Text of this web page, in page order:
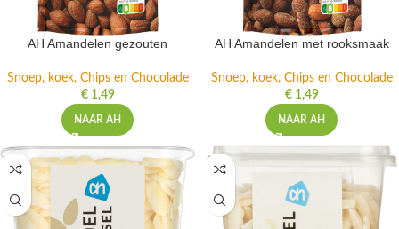
AH Amandelen gezouten
Snoep, koek, Chips en Chocolade
€1,49
NAAR AH
AH Amandelen met rooksmaak
Snoep, koek, Chips en Chocolade
€1,49
NAAR AH